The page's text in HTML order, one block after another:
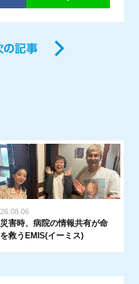
26.08.06
災害時、病院の情報共有が命
を救うEMIS(イーミス)